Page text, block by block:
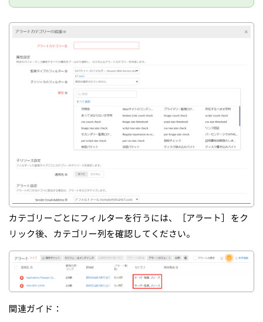
カテゴリーごとにフィルターを行うには、［アラート］をク
リック後、カテゴリー列を確認してください。
関連ガイド：